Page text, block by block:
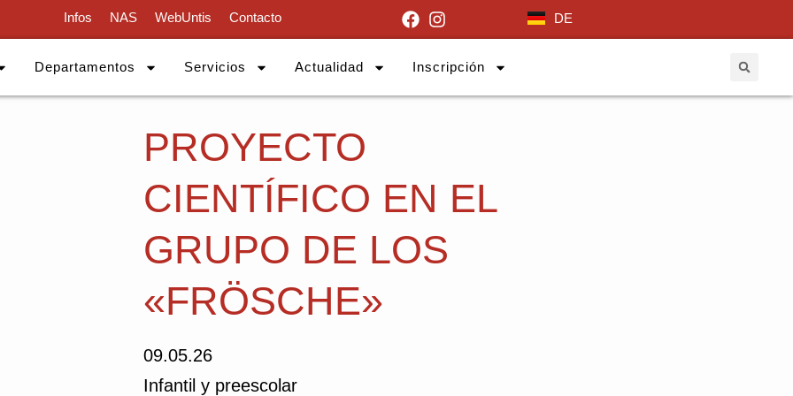
Infos NAS WebUntis Contacto DE
Departamentos Servicios Actualidad Inscripción
PROYECTO
CIENTÍFICO EN EL
GRUPO DE LOS
«FRÖSCHE»
09.05.26
Infantil y preescolar